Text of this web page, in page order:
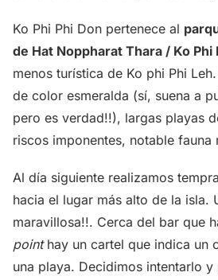
Ko Phi Phi Don pertenece al
de Hat Noppharat Thara / Ko Phi
menos turística de Ko phi Phi
de color esmeralda (sí, suena a
pero es verdad!!), largas playas
riscos imponentes, notable fauna
Al día siguiente realizamos
hacia el lugar más alto de la isla.
maravillosa!!. Cerca del bar que
pointhay un cartel que indica un
una playa. Decidimos intentarlo y